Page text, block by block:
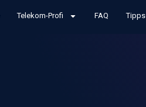
Telekom-Profi FAQ Tipps